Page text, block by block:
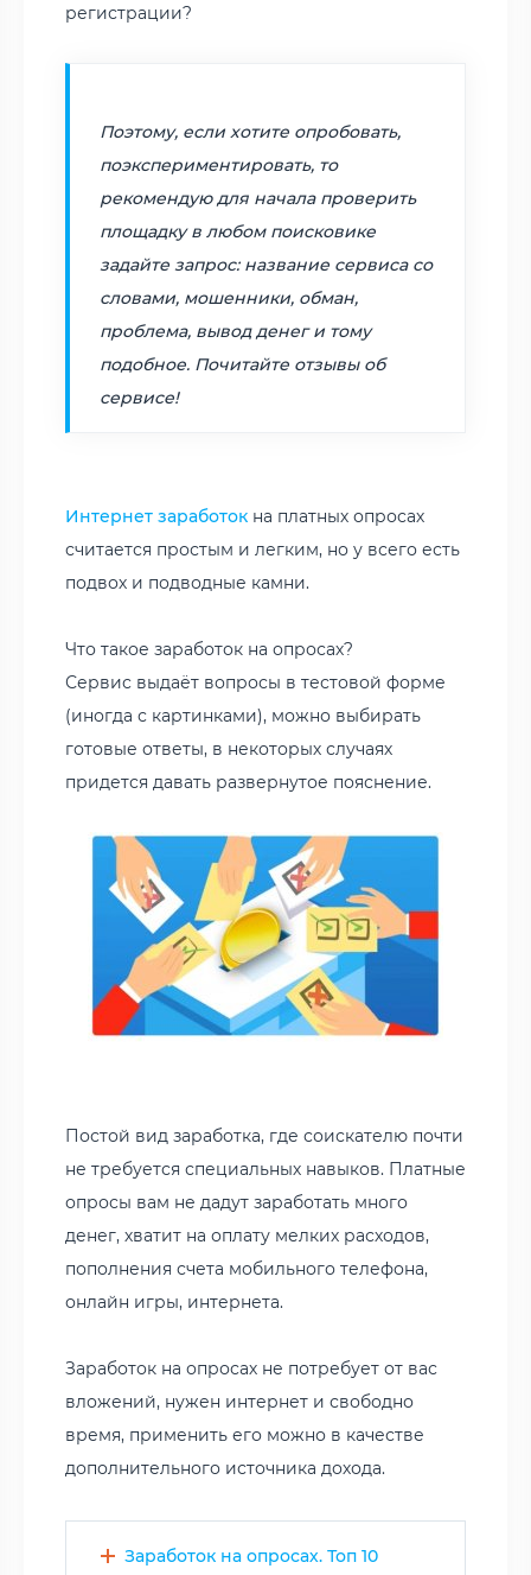
регистрации?
Поэтому, если хотите опробовать,
поэкспериментировать, то
рекомендую для начала проверить
площадку в любом поисковике
задайте запрос: название сервиса со
словами, мошенники, обман,
проблема, вывод денег и тому
подобное. Почитайте отзывы об
сервисе!
Интернет заработок на платных опросах
считается простым и легким, но у всего есть
подвох и подводные камни.
Что такое заработок на опросах?
Сервис выдаёт вопросы в тестовой форме
(иногда с картинками), можно выбирать
готовые ответы, в некоторых случаях
придется давать развернутое пояснение.
Постой вид заработка, где соискателю почти
не требуется специальных навыков. Платные
опросы вам не дадут заработать много
денег, хватит на оплату мелких расходов,
пополнения счета мобильного телефона,
онлайн игры, интернета.
Заработок на опросах не потребует от вас
вложений, нужен интернет и свободно
время, применить его можно в качестве
дополнительного источника дохода.
Заработок на опросах. Топ 10